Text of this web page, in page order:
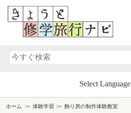
Select Language
ホーム 体験学習 飾り房の制作体験教室